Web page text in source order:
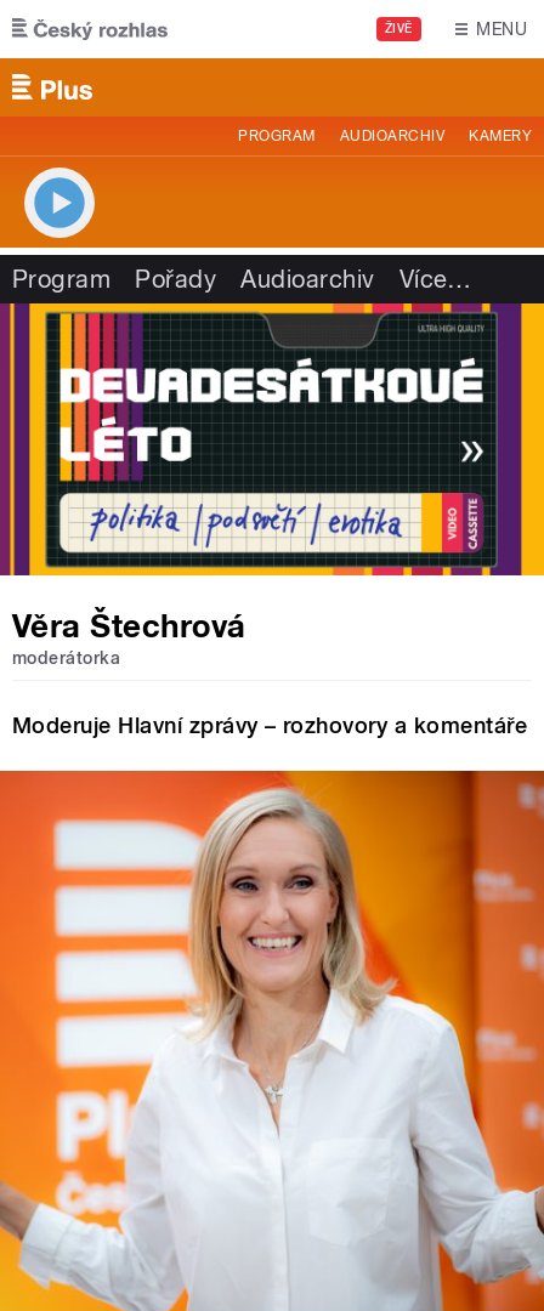
Přejít k hlavnímu obsahu
ŽIVĚ MENU
PROGRAM AUDIOARCHIV KAMERY
Program Pořady Audioarchiv Více…
Věra Štechrová
moderátorka
Moderuje Hlavní zprávy – rozhovory a komentáře